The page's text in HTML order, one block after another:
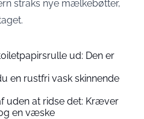
straks nye mælkebøtter,
ud: Den er
en rustfri vask skinnende
uden at ridse det: Kræver
en væske